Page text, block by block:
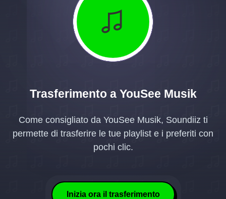
Trasferimento a YouSee Musik
Come consigliato da YouSee Musik, Soundiiz ti
permette di trasferire le tue playlist e i preferiti con
pochi clic.
Inizia ora il trasferimento